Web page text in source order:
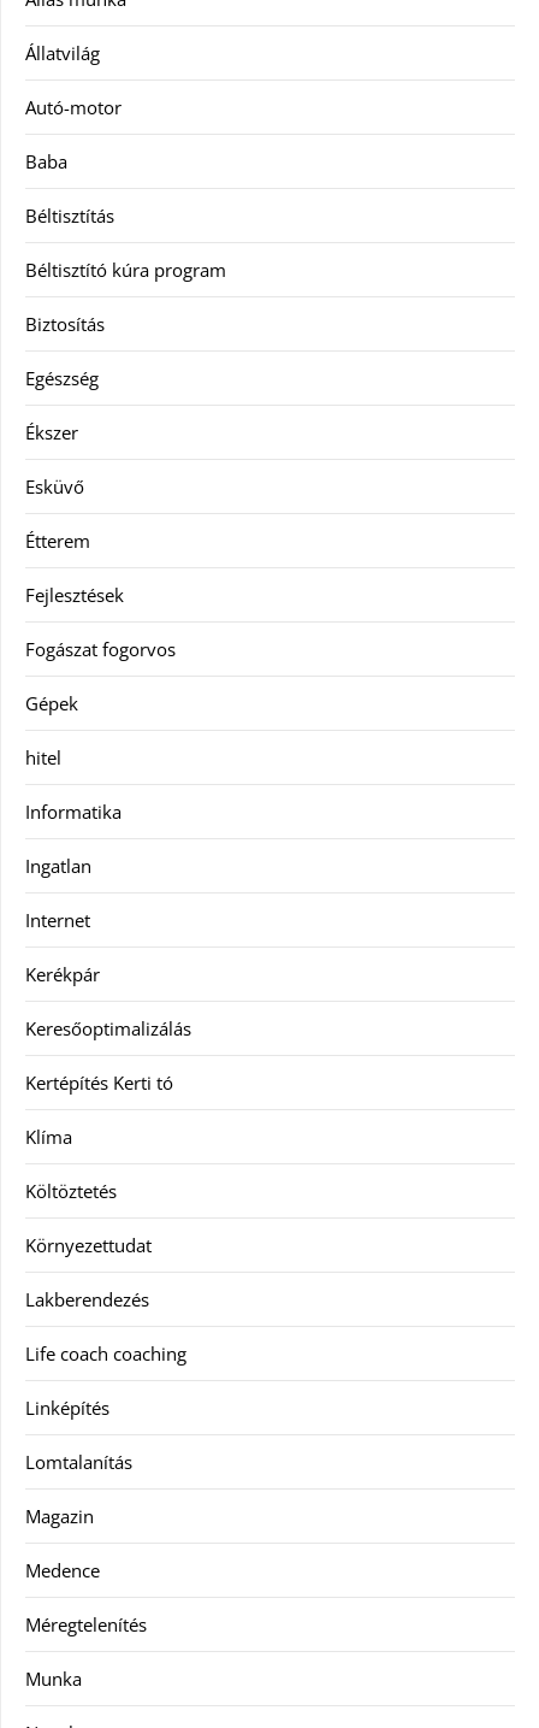
Állatvilág
Autó-motor
Baba
Béltisztítás
Béltisztító kúra program
Biztosítás
Egészség
Ékszer
Esküvő
Étterem
Fejlesztések
Fogászat fogorvos
Gépek
hitel
Informatika
Ingatlan
Internet
Kerékpár
Keresőoptimalizálás
Kertépítés Kerti tó
Klíma
Költöztetés
Környezettudat
Lakberendezés
Life coach coaching
Linképítés
Lomtalanítás
Magazin
Medence
Méregtelenítés
Munka